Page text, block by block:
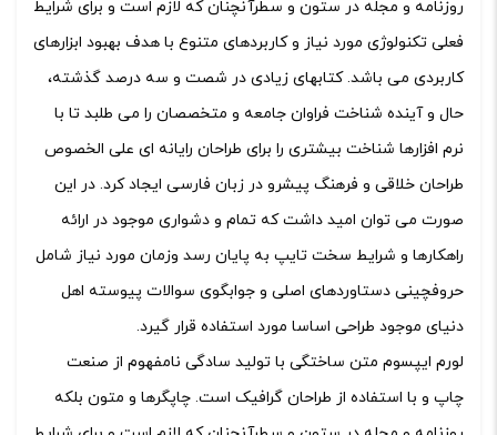
روزنامه و مجله در ستون و سطرآنچنان که لازم است و برای شرایط
فعلی تکنولوژی مورد نیاز و کاربردهای متنوع با هدف بهبود ابزارهای
کاربردی می باشد. کتابهای زیادی در شصت و سه درصد گذشته،
حال و آینده شناخت فراوان جامعه و متخصصان را می طلبد تا با
نرم افزارها شناخت بیشتری را برای طراحان رایانه ای علی الخصوص
طراحان خلاقی و فرهنگ پیشرو در زبان فارسی ایجاد کرد. در این
صورت می توان امید داشت که تمام و دشواری موجود در ارائه
راهکارها و شرایط سخت تایپ به پایان رسد وزمان مورد نیاز شامل
حروفچینی دستاوردهای اصلی و جوابگوی سوالات پیوسته اهل
دنیای موجود طراحی اساسا مورد استفاده قرار گیرد.
لورم ایپسوم متن ساختگی با تولید سادگی نامفهوم از صنعت
چاپ و با استفاده از طراحان گرافیک است. چاپگرها و متون بلکه